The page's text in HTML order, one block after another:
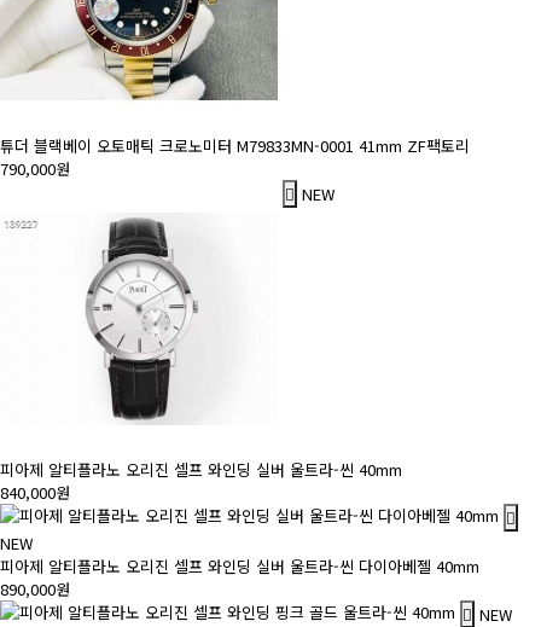
튜더 블랙베이 오토매틱 크로노미터 M79833MN-0001 41mm ZF팩토리
790,000원
NEW
피아제 알티플라노 오리진 셀프 와인딩 실버 울트라-씬 40mm
840,000원
NEW
피아제 알티플라노 오리진 셀프 와인딩 실버 울트라-씬 다이아베젤 40mm
890,000원
NEW